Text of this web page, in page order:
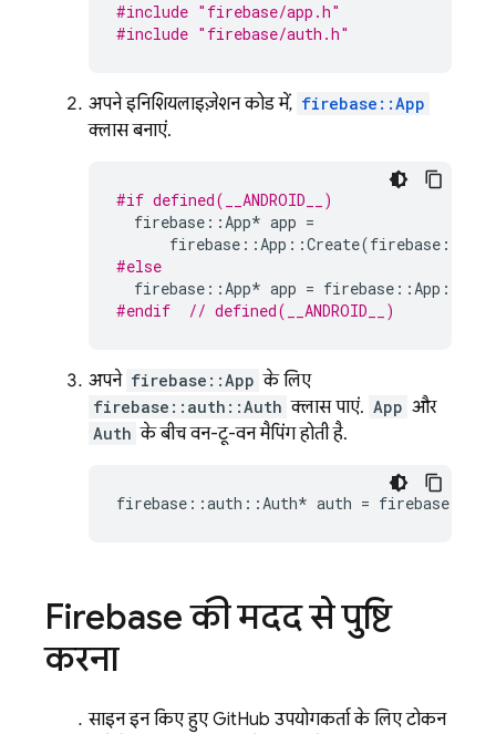
#include "firebase/app.h"
#include "firebase/auth.h"
अपने इनिशियलाइज़ेशन कोड में, firebase::App
क्लास बनाएं.
#if defined(__ANDROID__)
firebase ::App* app =
firebase ::App ::Create(firebase ::
#else
firebase ::App* app = firebase ::App ::
#endif
// defined(__ANDROID__)
अपने firebase::App के लिए
firebase::auth::Auth क्लास पाएं. App और
Auth के बीच वन-टू-वन मैपिंग होती है.
firebase ::auth ::Auth* auth = firebase
Firebase की मदद से पुष्टि
करना
साइन इन किए हुए GitHub उपयोगकर्ता के लिए टोकन